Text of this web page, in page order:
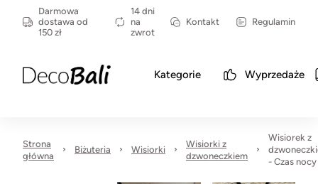
Darmowa
dostawa od
150 zł
14 dni
na
zwrot
Kontakt Regulamin
Kategorie Wyprzedaże
Strona
główna
Biżuteria Wisiorki
Wisiorki z
dzwoneczkiem
Wisiorek z
- Czas nocy